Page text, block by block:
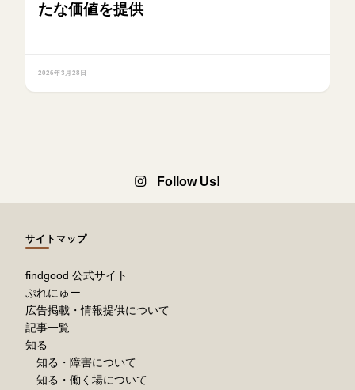
たな価値を提供
2026年3月28日
Follow Us!
サイトマップ
findgood 公式サイト
ぷれにゅー
広告掲載・情報提供について
記事一覧
知る
知る・障害について
知る・働く場について